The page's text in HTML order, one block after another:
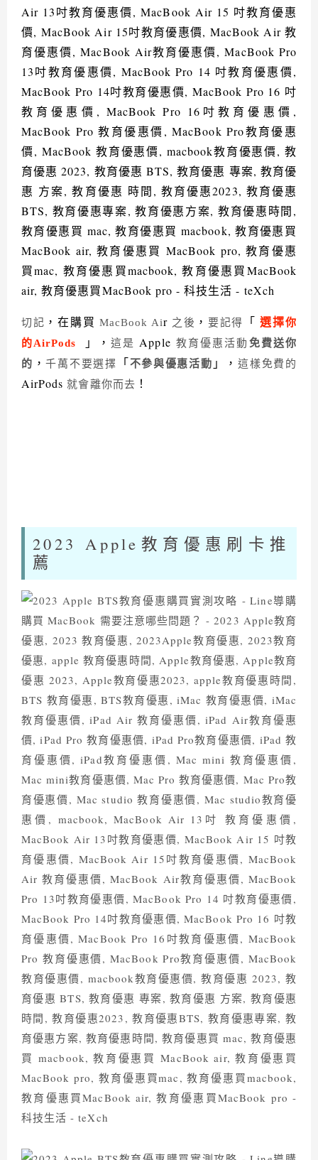
切記 ，在購買 MacBook Air 之後 ， 要記得 「選擇你
的AirPods
」， 這是 Apple 教育優惠活動 免費送你
的 ，千萬不要選擇 「不參與優惠活動 」，這樣免費的
AirPods就會離你而去 ！
2023 Apple 教育優惠刷卡推
薦